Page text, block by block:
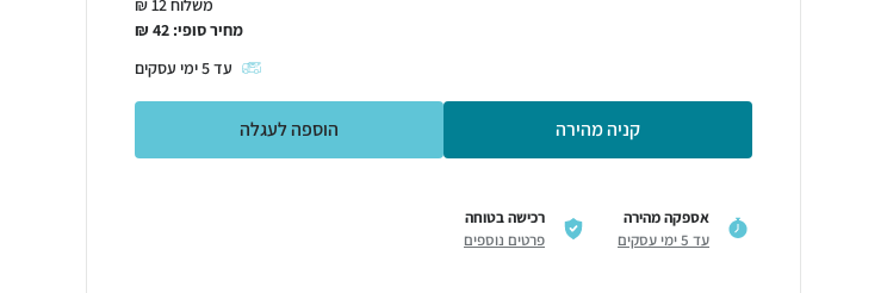
משלוח 12 ₪
מחיר סופי: 42
₪
עד5ימי עסקים
קניה מהירה הוספה לעגלה
אספקה מהירה
עד 5 ימי עסקים
רכישה בטוחה
פרטים נוספים